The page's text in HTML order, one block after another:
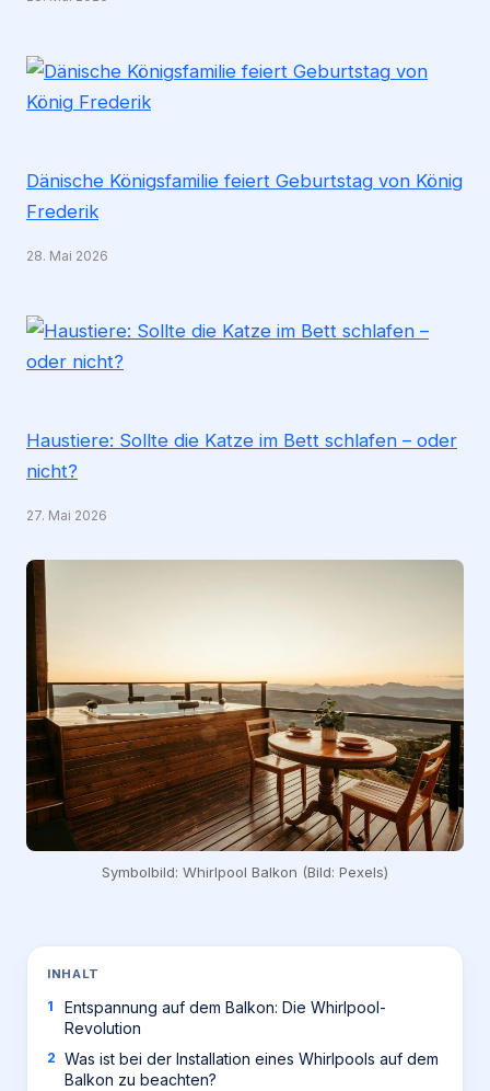
Dänische Königsfamilie feiert Geburtstag von König
Frederik
28. Mai 2026
Haustiere: Sollte die Katze im Bett schlafen – oder
nicht?
27. Mai 2026
Symbolbild: Whirlpool Balkon (Bild: Pexels)
INHALT
Entspannung auf dem Balkon: Die Whirlpool-
Revolution
Was ist bei der Installation eines Whirlpools auf dem
Balkon zu beachten?